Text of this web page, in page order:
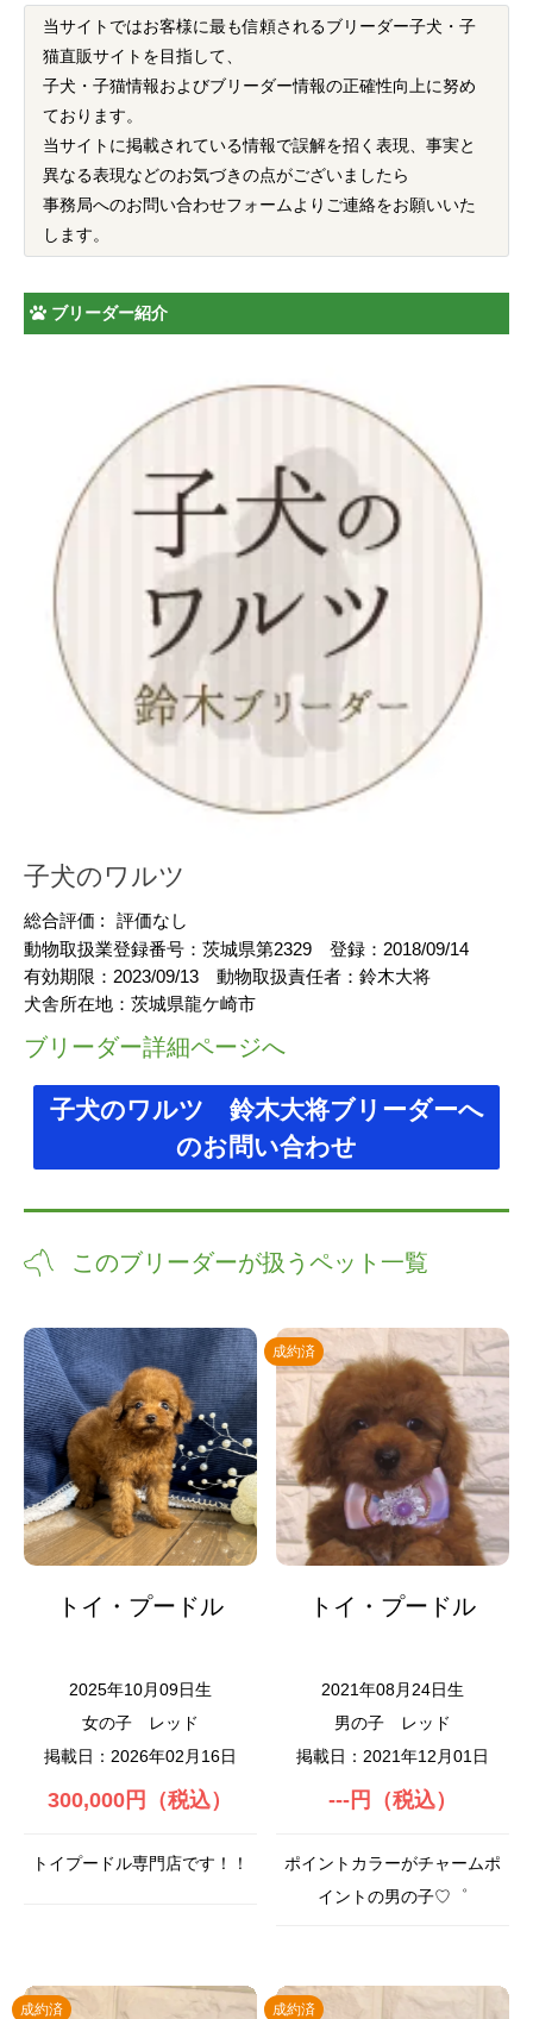
当サイトではお客様に最も信頼されるブリーダー子犬・子
猫直販サイトを目指して、
子犬・子猫情報およびブリーダー情報の正確性向上に努め
ております。
当サイトに掲載されている情報で誤解を招く表現、事実と
異なる表現などのお気づきの点がございましたら
事務局へのお問い合わせフォームよりご連絡をお願いいた
します。
ブリーダー紹介
子犬のワルツ
総合評価 :
評価なし
動物取扱業登録番号： 茨城県第2329 登録： 2018/09/14
有効期限： 2023/09/13 動物取扱責任者： 鈴木大将
犬舎所在地： 茨城県龍ケ崎市
ブリーダー詳細ページへ
子犬のワルツ 鈴木大将ブリーダーへ
のお問い合わせ
このブリーダーが扱うペット一覧
トイ・プードル
2025年10月09日生
女の子
レッド
掲載日：2026年02月16日
300,000円（税込）
トイプードル専門店です！！
成約済
トイ・プードル
2021年08月24日生
男の子
レッド
掲載日：2021年12月01日
---円（税込）
ポイントカラーがチャームポ
イントの男の子♡゜
成約済 成約済